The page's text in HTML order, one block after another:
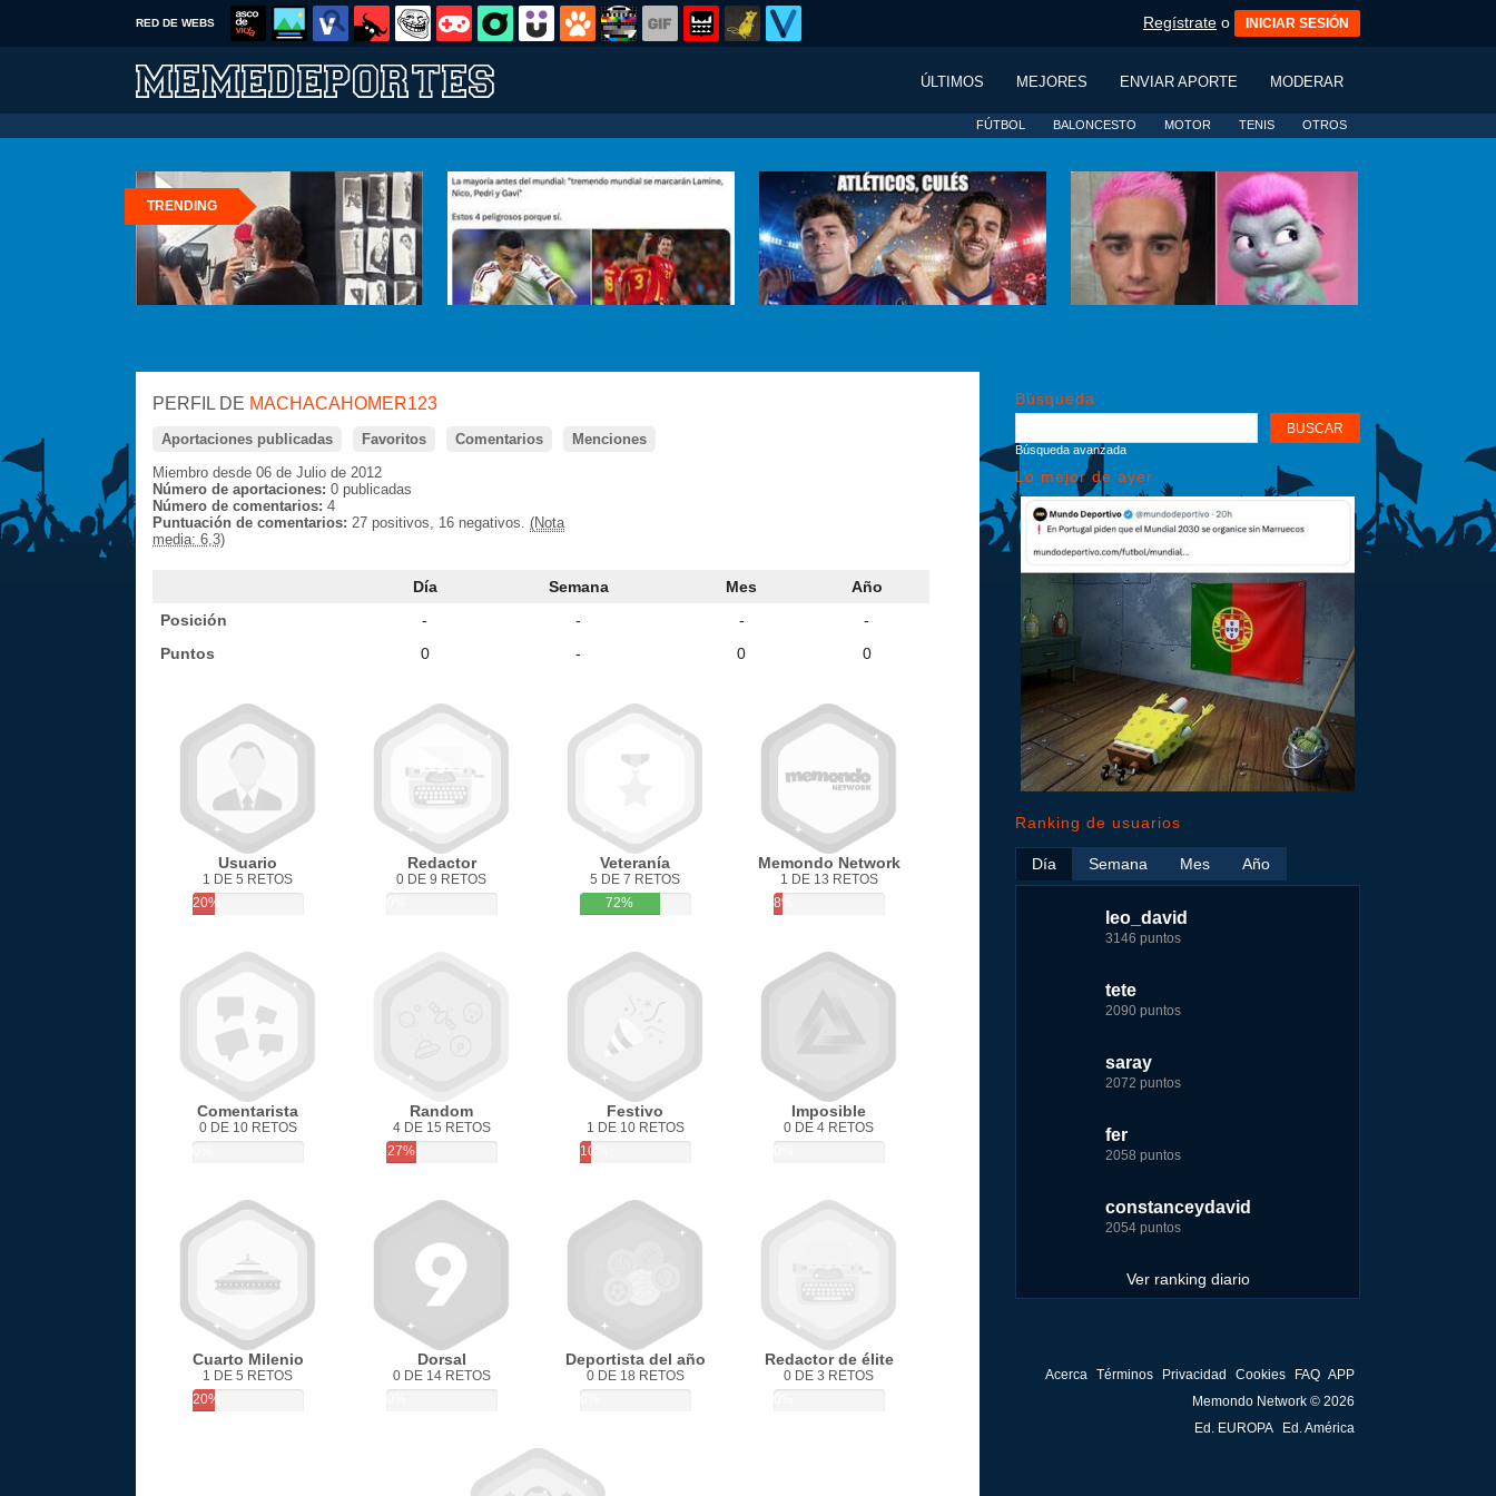
RED DE WEBS Regístrate o INICIAR SESIÓN
ÚLTIMOS MEJORES ENVIAR APORTE MODERAR
FÚTBOL BALONCESTO MOTOR TENIS OTROS
TRENDING
PERFIL DE MACHACAHOMER123
Aportaciones publicadas Favoritos Comentarios
Menciones
Miembro desde 06 de Julio de 2012
Número de aportaciones: 0 publicadas
Número de comentarios: 4
Puntuación de comentarios: 27 positivos, 16 negativos. (Nota
media: 6,3)
Día Semana Mes
Año
Posición
- - -
-
Puntos
0 - 0 0
Usuario
1 DE 5 RETOS
20%
Redactor
0 DE 9 RETOS
Veteranía
5 DE 7 RETOS
72%
Memondo Network
1 DE 13 RETOS
8%
Comentarista
0 DE 10 RETOS
Random
4 DE 15 RETOS
27%
Festivo
1 DE 10 RETOS
10%
Imposible
0 DE 4 RETOS
Cuarto Milenio
1 DE 5 RETOS
20%
Dorsal
0 DE 14 RETOS
Deportista del año
0 DE 18 RETOS
Redactor de élite
0 DE 3 RETOS
Búsqueda
Búsqueda avanzada
Lo mejor de ayer
Ranking de usuarios
Día
leo_david
3146 puntos
tete
2090 puntos
saray
2072 puntos
fer
2058 puntos
constanceydavid
2054 puntos
Ver ranking diario
Semana
leo_david
17724 puntos
fer
7229 puntos
tete
4174 puntos
123dale
4157 puntos
saray
3131 puntos
Mes
leo_david
29183 puntos
jeremy_malpieu
15444 puntos
fer
8283 puntos
123dale
7255 puntos
tete
6242 puntos
Año
nomedigas
339916 puntos
jeremy_malpieu
263186 puntos
Baba
252929 puntos
john
244881 puntos
fer
236750 puntos
Acerca Términos Privacidad Cookies FAQ APP
Memondo Network © 2026
Ed. EUROPA
Ed. América